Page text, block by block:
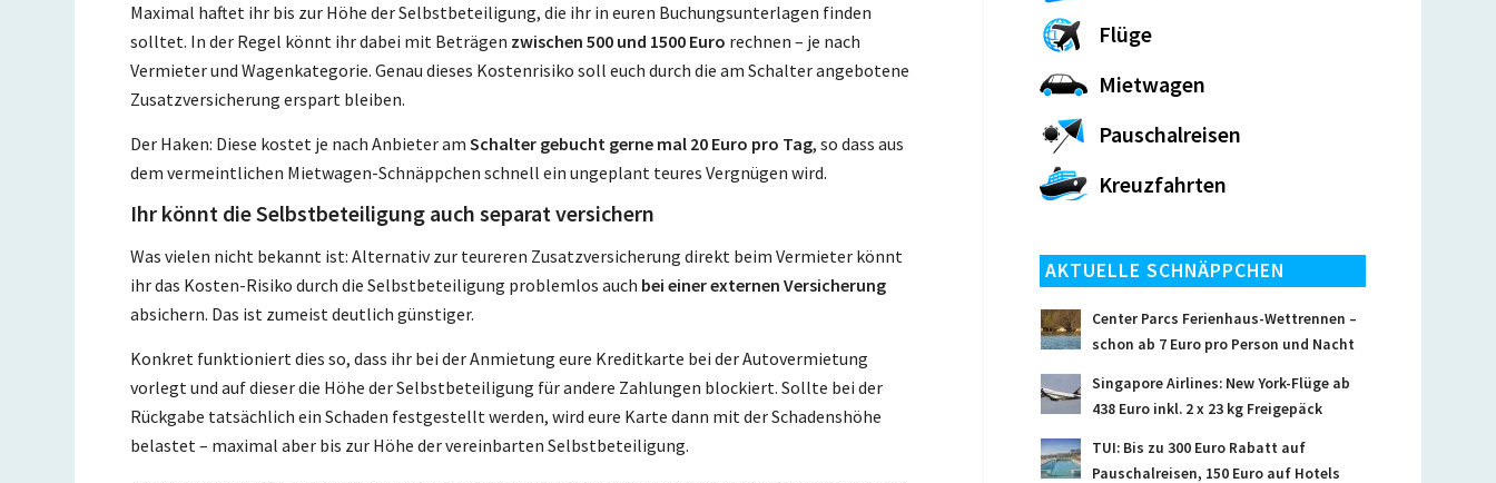
Maximal haftet ihr bis zur Höhe der Selbstbeteiligung, die ihr in euren Buchungsunterlagen finden
solltet. In der Regel könnt ihr dabei mit Beträgen zwischen 500 und 1500 Euro rechnen – je nach
Vermieter und Wagenkategorie. Genau dieses Kostenrisiko soll euch durch die am Schalter angebotene
Zusatzversicherung erspart bleiben.
Der Haken: Diese kostet je nach Anbieter amSchalter gebucht gerne mal 20 Euro pro Tag, so dass aus
dem vermeintlichen Mietwagen-Schnäppchen schnell ein ungeplant teures Vergnügen wird.
Ihr könnt die Selbstbeteiligung auch separat versichern
Was vielen nicht bekannt ist: Alternativ zur teureren Zusatzversicherung direkt beim Vermieter könnt
ihr das Kosten-Risiko durch die Selbstbeteiligung problemlos auch bei einer externen Versicherung
absichern. Das ist zumeist deutlich günstiger.
Konkret funktioniert dies so, dass ihr bei der Anmietung eure Kreditkarte bei der Autovermietung
vorlegt und auf dieser die Höhe der Selbstbeteiligung für andere Zahlungen blockiert. Sollte bei der
Rückgabe tatsächlich ein Schaden festgestellt werden, wird eure Karte dann mit der Schadenshöhe
belastet – maximal aber bis zur Höhe der vereinbarten Selbstbeteiligung.
Flüge
Mietwagen
Pauschalreisen
Kreuzfahrten
AKTUELLE SCHNÄPPCHEN
Center Parcs Ferienhaus-Wettrennen –
schon ab 7 Euro pro Person und Nacht
Singapore Airlines: New York-Flüge ab
438 Euro inkl. 2 x 23 kg Freigepäck
TUI: Bis zu 300 Euro Rabatt auf
Pauschalreisen, 150 Euro auf Hotels